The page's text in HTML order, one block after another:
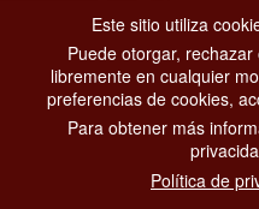
Dipartimento Grandi
Via di San Basilio, 51
00187 Roma
CONTACT
CONTATTA LA
Este sitio utiliza
Puede otorgar,
libremente en cualquier
preferencias de cookies,
Para obtener más
Política de